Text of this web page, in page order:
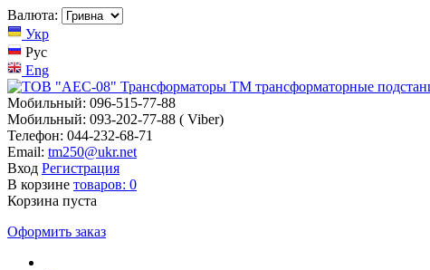
Валюта:
Укр
Рус
Eng
Мобильный: 096-515-77-88
Мобильный: 093-202-77-88 ( Viber)
Телефон: 044-232-68-71
Email: tm250@ukr.net
Вход Регистрация
В корзине товаров: 0
Корзина пуста
Оформить заказ